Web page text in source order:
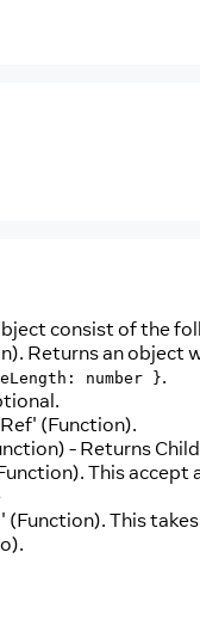
consist of the
Returns an object
number }.
(Function).
- Returns
This
(Function). This